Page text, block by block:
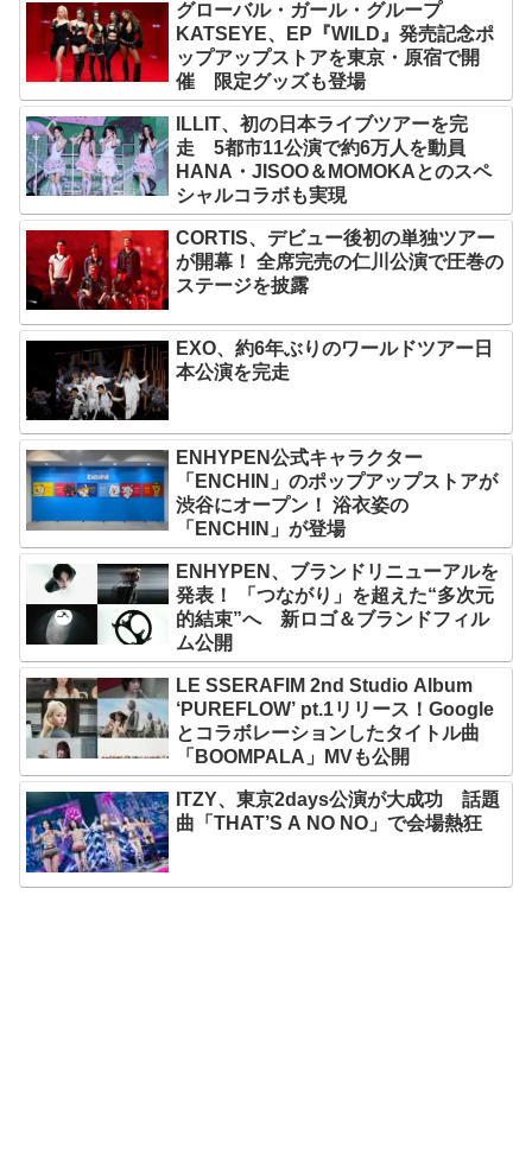
グローバル・ガール・グループ
KATSEYE、EP『WILD』発売記念ポ
ップアップストアを東京・原宿で開
催 限定グッズも登場
ILLIT、初の日本ライブツアーを完
走 5都市11公演で約6万人を動員
HANA・JISOO＆MOMOKAとのスペ
シャルコラボも実現
CORTIS、デビュー後初の単独ツアー
が開幕！ 全席完売の仁川公演で圧巻の
ステージを披露
EXO、約6年ぶりのワールドツアー日
本公演を完走
ENHYPEN公式キャラクター
「ENCHIN」のポップアップストアが
渋谷にオープン！ 浴衣姿の
「ENCHIN」が登場
ENHYPEN、ブランドリニューアルを
発表！ 「つながり」を超えた“多次元
的結束”へ 新ロゴ＆ブランドフィル
ム公開
LE SSERAFIM 2nd Studio Album
‘PUREFLOW’ pt.1リリース！Google
とコラボレーションしたタイトル曲
「BOOMPALA」MVも公開
ITZY、東京2days公演が大成功 話題
曲「THAT’S A NO NO」で会場熱狂